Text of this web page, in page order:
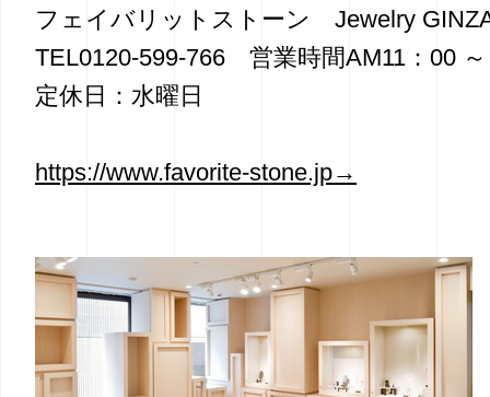
フェイバリットストーン Jewelry
TEL0120-599-766 営業時間AM11：00
定休日：水曜日
https://www.favorite-stone.jp→